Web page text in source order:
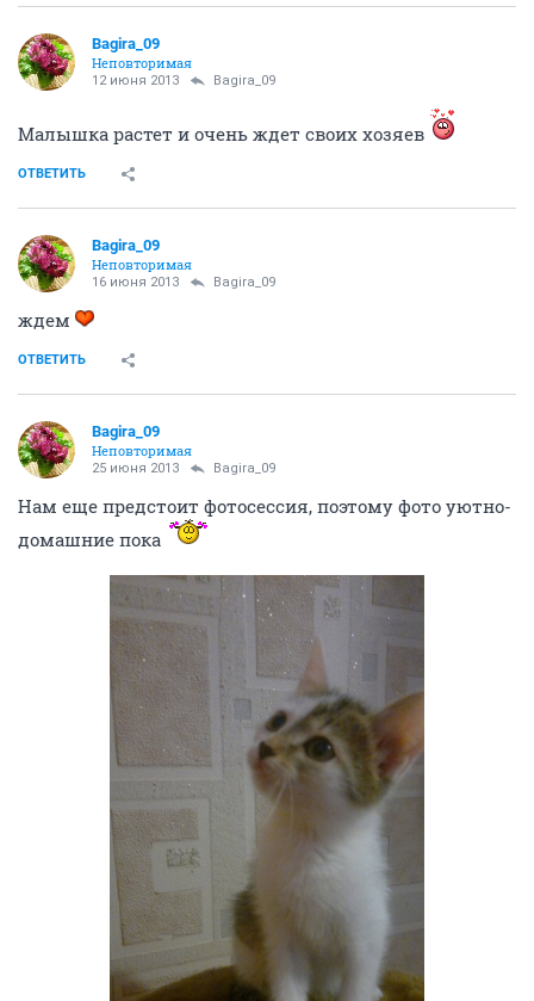
Bagira_09
Неповторимая
12 июня 2013 Bagira_09
Малышка растет и очень ждет своих хозяев
ОТВЕТИТЬ
Bagira_09
Неповторимая
16 июня 2013 Bagira_09
ждем
ОТВЕТИТЬ
Bagira_09
Неповторимая
25 июня 2013 Bagira_09
Нам еще предстоит фотосессия, поэтому фото уютно-
домашние пока